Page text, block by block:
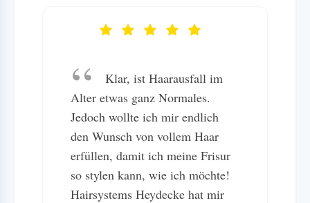
Klar, ist Haarausfall im
Alter etwas ganz Normales.
Jedoch wollte ich mir endlich
den Wunsch von vollem Haar
erfüllen, damit ich meine Frisur
so stylen kann, wie ich möchte!
Hairsystems Heydecke hat mir